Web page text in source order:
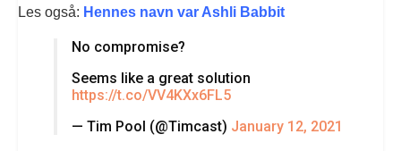
Les også: Hennes navn var Ashli Babbit
No compromise?
Seems like a great solution
https://t.co/VV4KXx6FL5
— Tim Pool (@Timcast) January 12, 2021